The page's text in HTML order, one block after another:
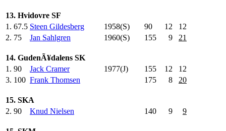
13. Hvidovre SF
1. 67.5 Steen Gildesberg 1958(S) 90 12
12
2. 75 Jan Sahlgren 1960(S) 155 9 21
14. GudenÃ¥dalens SK
1. 90 Jack Cramer 1977(J) 155 12
12
3. 100 Frank Thomsen 175 8 20
15. SKA
2. 90 Knud Nielsen 140 9 9